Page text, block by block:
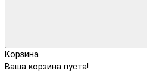
Корзина
Ваша корзина пуста!